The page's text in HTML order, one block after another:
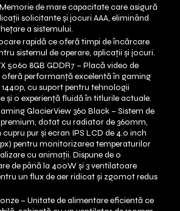
Memorie de mare capacitate care asigură
solicitante și jocuri AAA, eliminând
a sistemului.
rapidă ce oferă timpi de încărcare
sistemul de operare, aplicații și jocuri.
5060 8GB GDDR7 – Placă video de
performanță excelentă în gaming
1440p, cu suport pentru tehnologii
și o experiență fluidă în titlurile actuale.
GlacierView 360 Black – Sistem de
dotat cu radiator de 360mm,
pur și ecran IPS LCD de 4.0 inch
pentru monitorizarea temperaturilor
cu animații. Dispune de o
de până la 400W și 3 ventilatoare
un flux de aer ridicat și zgomot redus
– Unitate de alimentare eficientă ce